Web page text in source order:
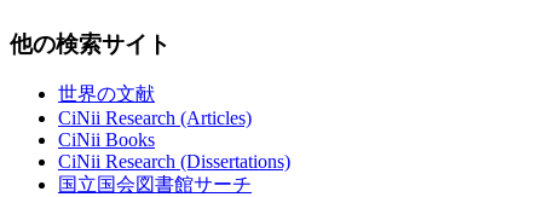
他の検索サイト
世界の文献
CiNii Research (Articles)
CiNii Books
CiNii Research (Dissertations)
国立国会図書館サーチ